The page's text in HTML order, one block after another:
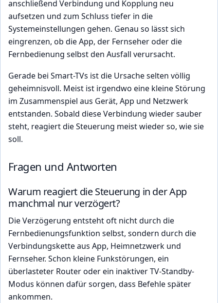
anschließend Verbindung und Kopplung neu
aufsetzen und zum Schluss tiefer in die
Systemeinstellungen gehen. Genau so lässt sich
eingrenzen, ob die App, der Fernseher oder die
Fernbedienung selbst den Ausfall verursacht.
Gerade bei Smart-TVs ist die Ursache selten völlig
geheimnisvoll. Meist ist irgendwo eine kleine Störung
im Zusammenspiel aus Gerät, App und Netzwerk
entstanden. Sobald diese Verbindung wieder sauber
steht, reagiert die Steuerung meist wieder so, wie sie
soll.
Fragen und Antworten
Warum reagiert die Steuerung in der App
manchmal nur verzögert?
Die Verzögerung entsteht oft nicht durch die
Fernbedienungsfunktion selbst, sondern durch die
Verbindungskette aus App, Heimnetzwerk und
Fernseher. Schon kleine Funkstörungen, ein
überlasteter Router oder ein inaktiver TV-Standby-
Modus können dafür sorgen, dass Befehle später
ankommen.